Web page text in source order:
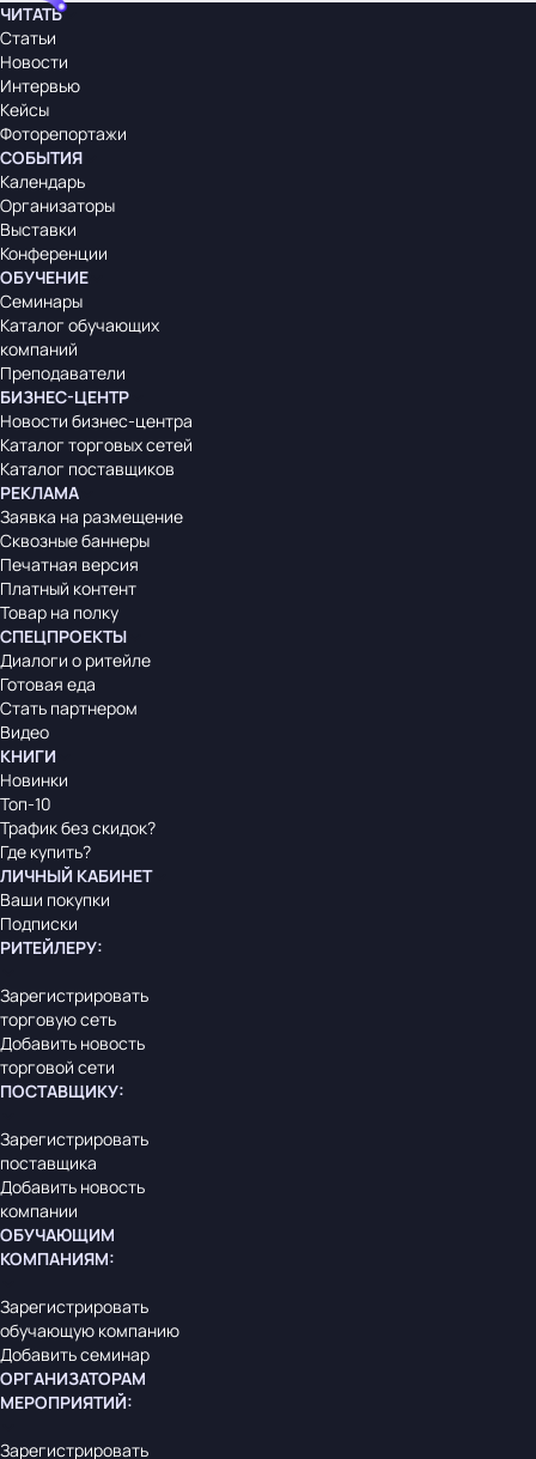
ЧИТАТЬ
Статьи
Новости
Интервью
Кейсы
Фоторепортажи
СОБЫТИЯ
Календарь
Организаторы
Выставки
Конференции
ОБУЧЕНИЕ
Семинары
Каталог обучающих
компаний
Преподаватели
БИЗНЕС-ЦЕНТР
Новости бизнес-центра
Каталог торговых сетей
Каталог поставщиков
РЕКЛАМА
Заявка на размещение
Сквозные баннеры
Печатная версия
Платный контент
Товар на полку
СПЕЦПРОЕКТЫ
Диалоги о ритейле
Готовая еда
Стать партнером
Видео
КНИГИ
Новинки
Топ-10
Трафик без скидок?
Где купить?
ЛИЧНЫЙ КАБИНЕТ
Ваши покупки
Подписки
РИТЕЙЛЕРУ:
Зарегистрировать
торговую сеть
Добавить новость
торговой сети
ПОСТАВЩИКУ:
Зарегистрировать
поставщика
Добавить новость
компании
ОБУЧАЮЩИМ
КОМПАНИЯМ:
Зарегистрировать
обучающую компанию
Добавить семинар
ОРГАНИЗАТОРАМ
МЕРОПРИЯТИЙ:
Зарегистрировать